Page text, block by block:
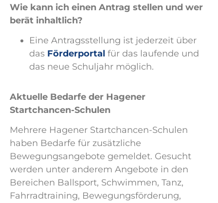
Wie kann ich einen Antrag stellen und wer
berät inhaltlich?
Eine Antragsstellung ist jederzeit über
das Förderportal für das laufende und
das neue Schuljahr möglich.
Aktuelle Bedarfe der Hagener
Startchancen-Schulen
Mehrere Hagener Startchancen-Schulen
haben Bedarfe für zusätzliche
Bewegungsangebote gemeldet. Gesucht
werden unter anderem Angebote in den
Bereichen Ballsport, Schwimmen, Tanz,
Fahrradtraining, Bewegungsförderung,